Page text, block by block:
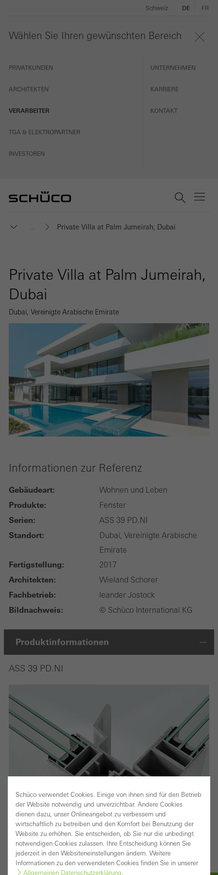
Wählen Sie Ihren gewünschten Bereich
PRIVATKUNDEN
ARCHITEKTEN
VERARBEITER
TGA & ELEKTROPARTNER
INVESTOREN
UNTERNEHMEN
KARRIERE
KONTAKT
Schweiz DE FR
... Private Villa at Palm Jumeirah, Dubai
Private Villa at Palm Jumeirah,
Dubai
Dubai, Vereinigte Arabische Emirate
Informationen zur Referenz
Gebäudeart: Wohnen und Leben
Produkte: Fenster
Serien: ASS 39 PD.NI
Standort:
Dubai, Vereinigte Arabische
Emirate
Fertigstellung: 2017
Architekten: Wieland Schorer
Fachbetrieb: leander Jostock
Bildnachweis: © Schüco International KG
Produktinformationen
ASS 39 PD.NI
Schüco verwendet Cookies. Einige von ihnen sind für den Betrieb
der Website notwendig und unverzichtbar. Andere Cookies
dienen dazu, unser Onlineangebot zu verbessern und
wirtschaftlich zu betreiben und den Komfort bei Benutzung der
Website zu erhöhen. Sie entscheiden, ob Sie nur die unbedingt
notwendigen Cookies zulassen. Ihre Entscheidung können Sie
jederzeit in den Websiteneinstellungen ändern. Weitere
Informationen zu den verwendeten Cookies finden Sie in unserer
Allgemeinen Datenschutzerklärung.